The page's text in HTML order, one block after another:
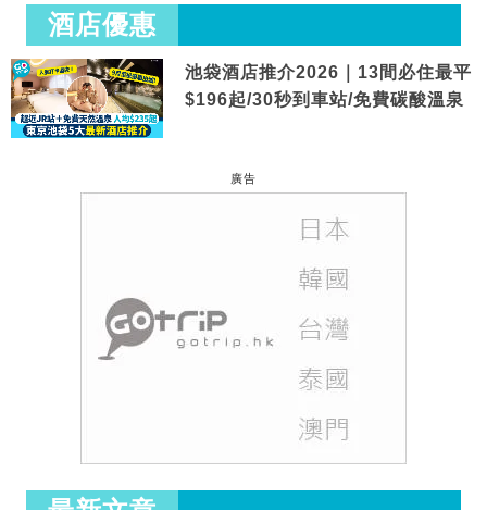
酒店優惠
池袋酒店推介2026｜13間必住最平
$196起/30秒到車站/免費碳酸溫泉
廣告